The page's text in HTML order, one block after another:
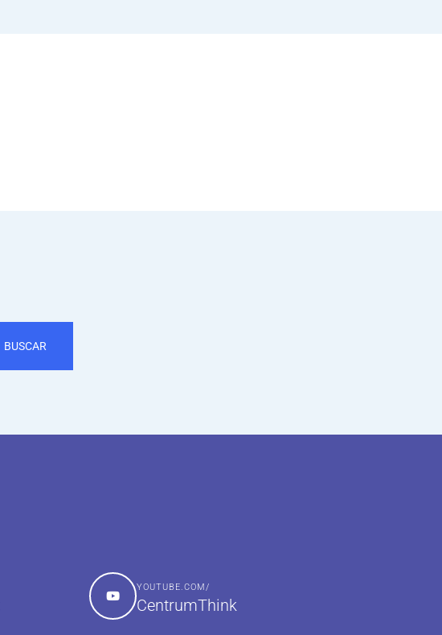
BUSCAR
YOUTUBE.COM/
CentrumThink